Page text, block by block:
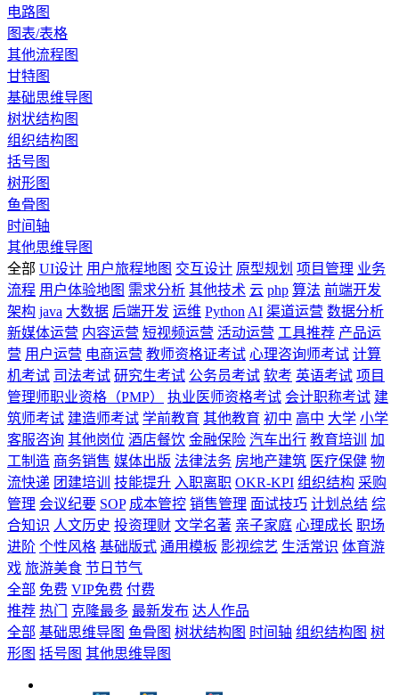
电路图
图表/表格
其他流程图
甘特图
基础思维导图
树状结构图
组织结构图
括号图
树形图
鱼骨图
时间轴
其他思维导图
全部 UI设计 用户旅程地图 交互设计 原型规划 项目管理 业务
流程 用户体验地图 需求分析 其他技术 云 php 算法 前端开发
架构 java 大数据 后端开发 运维 Python AI 渠道运营 数据分析
新媒体运营 内容运营 短视频运营 活动运营 工具推荐 产品运
营 用户运营 电商运营 教师资格证考试 心理咨询师考试 计算
机考试 司法考试 研究生考试 公务员考试 软考 英语考试 项目
管理师职业资格（PMP）
执业医师资格考试 会计职称考试 建
筑师考试 建造师考试 学前教育 其他教育 初中 高中 大学 小学
客服咨询 其他岗位 酒店餐饮 金融保险 汽车出行 教育培训
加
工制造 商务销售 媒体出版 法律法务 房地产建筑 医疗保健 物
流快递 团建培训 技能提升 入职离职 OKR-KPI 组织结构 采购
管理 会议纪要 SOP 成本管控 销售管理 面试技巧 计划总结 综
合知识 人文历史 投资理财 文学名著 亲子家庭 心理成长 职场
进阶 个性风格 基础版式 通用模板 影视综艺 生活常识 体育游
戏 旅游美食 节日节气
全部 免费 VIP免费 付费
推荐 热门 克隆最多 最新发布 达人作品
全部 基础思维导图 鱼骨图 树状结构图 时间轴 组织结构图 树
形图 括号图 其他思维导图